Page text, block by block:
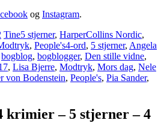
og Instagram.
Tine5 stjerner, HarperCollins Nordic,
, People's4-ord, 5 stjerner, Angela
bogblog, bogblogger, Den stille vidne,
, Lisa Bjerre, Modtryk, Mors dag, Nele
von Bodenstein, People's, Pia Sander,
krimier – 5 stjerner – 4